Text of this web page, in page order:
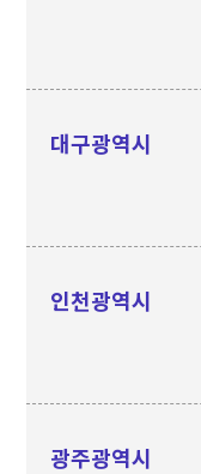
대구광역시
인천광역시
광주광역시